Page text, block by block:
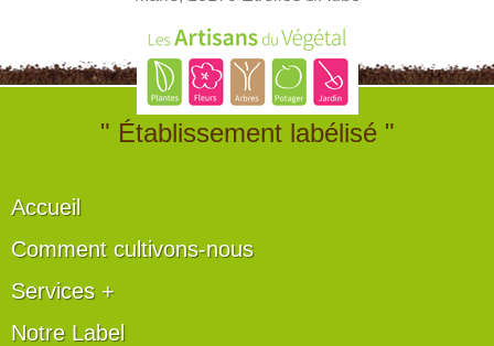
" Établissement labélisé "
Accueil
Comment cultivons-nous
Services +
Notre Label